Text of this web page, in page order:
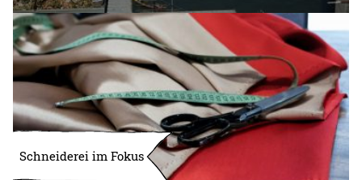
Schneiderei im Fokus